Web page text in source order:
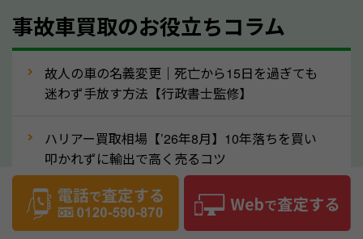
あるため、まずは三重県のソコカラへ車の状態につい
てお気軽にご相談ください。
⑥車の需要が高まるタイミングで売るのも
高価買取のポイント！
買取依頼をするのもポイントです。車にも需要の高い
時期と低い時期があり、低い時期だと査定金額が抑え
めになる可能性もあります。逆に需要が高い時期であ
れば、高い価格でも買取やすくなります。一般的に新
事故車買取のお役立ちコラム
故人の車の名義変更｜死亡から15日を過ぎても
迷わず手放す方法【行政書士監修】
ハリアー買取相場【’26年8月】10年落ちを買い
叩かれずに輸出で高く売るコツ
ヴェルファイア買取相場【’26年8月】10年落ち
でも「輸出」で高く売るコツ